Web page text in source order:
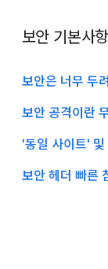
보안 기본사
보안은 너무 두
보안 공격이란
'동일 사이트' 및
보안 헤더 빠른